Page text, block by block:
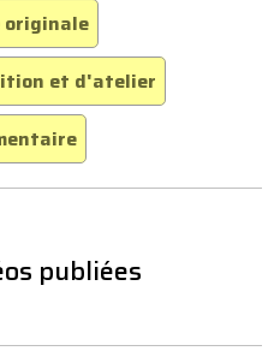
originale
et d'atelier
publiées